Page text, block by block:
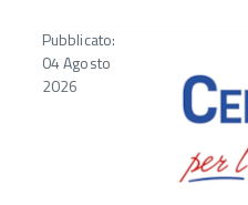
Pubblicato:
04 Agosto
2026